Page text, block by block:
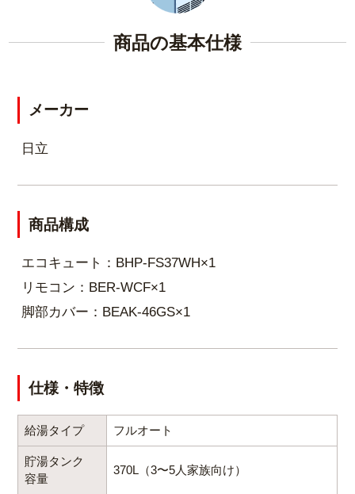
商品の基本仕様
メーカー
日立
商品構成
エコキュート：BHP-FS37WH×1
リモコン：BER-WCF×1
脚部カバー：BEAK-46GS×1
仕様・特徴
給湯タイプ フルオート
貯湯タンク
容量
370L（3〜5人家族向け）